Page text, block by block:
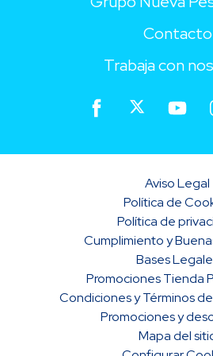
Contacto
Trabaja con
Aviso Legal
Política de
Política de
Cumplimiento y
Bases
Promociones Tienda
Condiciones y Términos
Promociones y
Mapa del